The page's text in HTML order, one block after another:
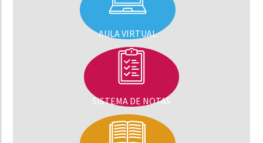
AULA VIRTUAL
SISTEMA DE NOTAS